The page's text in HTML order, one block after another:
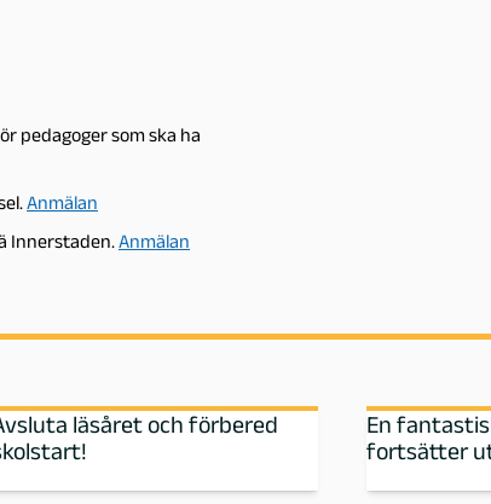
pedagoger som ska ha
Anmälan
Innerstaden. Anmälan
läsåret och förbered
En
fortsätter